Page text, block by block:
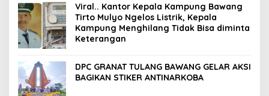
Viral.. Kantor Kepala Kampung Bawang
Tirto Mulyo Ngelos Listrik, Kepala
Kampung Menghilang Tidak Bisa diminta
Keterangan
DPC GRANAT TULANG BAWANG GELAR AKSI
BAGIKAN STIKER ANTINARKOBA